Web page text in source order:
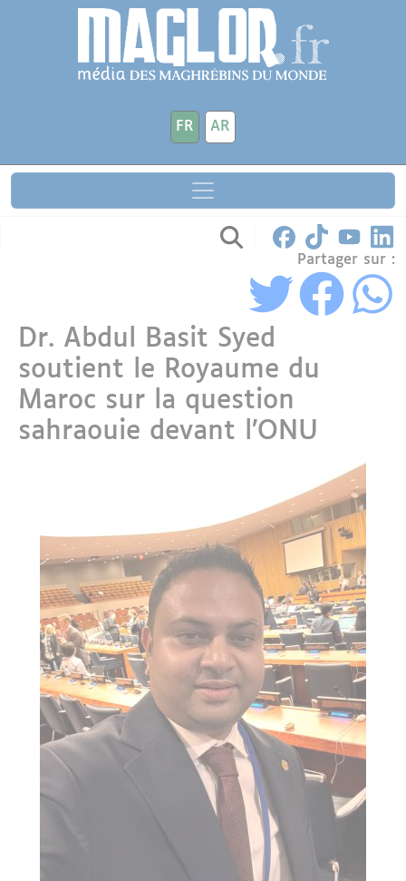
Aller au contenu principal
FR AR
Partager sur :
Dr. Abdul Basit Syed
soutient le Royaume du
Maroc sur la question
sahraouie devant l’ONU
Panneau de gestion des cookies